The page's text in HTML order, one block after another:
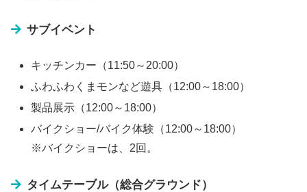
サブイベント
キッチンカー（11:50～20:00）
ふわふわくまモンなど遊具（12:00～18:00）
製品展示（12:00～18:00）
バイクショー/バイク体験（12:00～18:00）
※バイクショーは、2回。
タイムテーブル（総合グラウンド）